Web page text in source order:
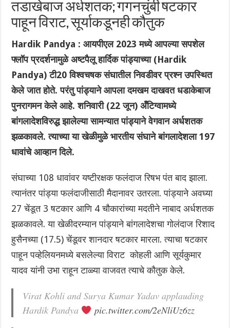
तडाखेबाज अर्धशतक; गगनचुंबी षटकार
पाहून विराट, सूर्याकडूनही कौतुक
Hardik Pandya : आयपीएल 2023 मध्ये आपल्या सपशेल
फ्लॉप प्रदर्शनामुळे अष्टपैलू हार्दिक पांड्याच्या (Hardik
Pandya) टी20 विश्वचषक संघातील निवडीवर प्रश्न उपस्थित
केले जात होते. परंतु पांड्याने आपला दमखम दाखवत धडाकेबाज
पुनरागमन केले आहे. शनिवारी (22 जून) अँटिग्वामध्ये
बांगलादेशविरुद्ध झालेल्या सामन्यात पांड्याने वेगवान अर्धशतक
झळकावले. त्याच्या या खेळीमुळे भारतीय संघाने बांगलादेशला 197
धावांचे आव्हान दिले.
संघाच्या 108 धावांवर यष्टीरक्षक फलंदाज रिषभ पंत बाद झाला.
त्यानंतर पांड्या फलंदाजीसाठी मैदानावर उतरला. पांड्याने अवघ्या
27 चेंडूत 3 षटकार आणि 4 चौकारांच्या मदतीने नाबाद अर्धशतक
झळकावले. या खेळीदरम्यान पांड्याने बांगलादेशचा गोलंदाज रिशाद
हुसैनच्या (17.5) चेंडूवर शानदार षटकार मारला. त्याचा षटकार
पाहून पव्हेलियनमध्ये बसलेल्या विराट कोहली आणि सूर्यकुमार
यादव यांनी उभा राहून टाळ्या वाजवत त्याचे कौतुक केले.
Virat Kohli and Surya Kumar Yadav applauding
Hardik Pandya
pic.twitter.com/2eNliUz6zz